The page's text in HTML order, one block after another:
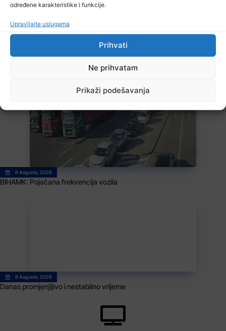
određene karakteristike i funkcije.
Upravljajte uslugama
Prihvati
Ne prihvatam
Prikaži podešavanja
U BiH u prvih šest mjeseci 2026. manje turističkih dolazaka, ali više
8 Augusta, 2026
BIHAMK: Pojačana frekvencija vozila
8 Augusta, 2026
Danas promjenjljivo i nestabilno vrijeme